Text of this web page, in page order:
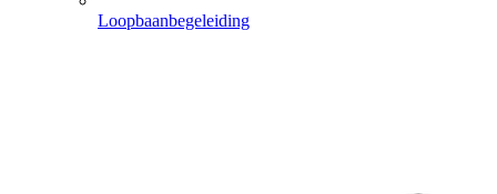
Loopbaanbegeleiding